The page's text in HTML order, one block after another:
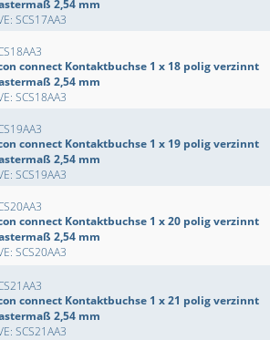
2,54 mm
SCS17AA3
connect Kontaktbuchse 1 x 18 polig verzinnt
2,54 mm
SCS18AA3
connect Kontaktbuchse 1 x 19 polig verzinnt
2,54 mm
SCS19AA3
connect Kontaktbuchse 1 x 20 polig verzinnt
2,54 mm
SCS20AA3
connect Kontaktbuchse 1 x 21 polig verzinnt
2,54 mm
SCS21AA3